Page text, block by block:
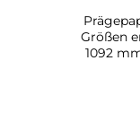
Größen erhältlich: